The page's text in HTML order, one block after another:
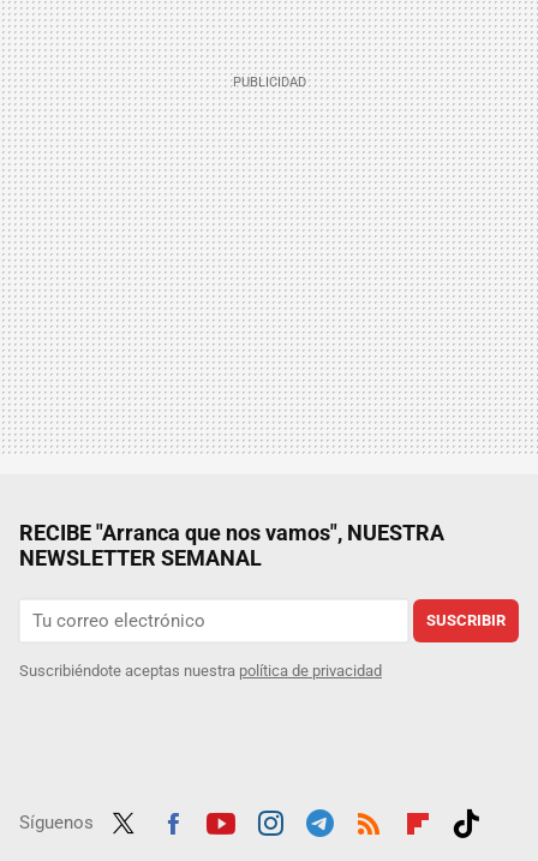
RECIBE "Arranca que nos vamos", NUESTRA
NEWSLETTER SEMANAL
SUSCRIBIR
Suscribiéndote aceptas nuestra política de privacidad
Síguenos